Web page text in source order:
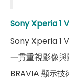
錄影功能
自動對焦
光學防手震
Sony Xperia 1
Sony Xperia 1
一貫重視影像
BRAVIA 顯示